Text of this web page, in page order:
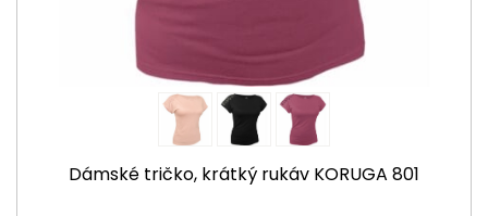
Dámské tričko, krátký rukáv KORUGA 801